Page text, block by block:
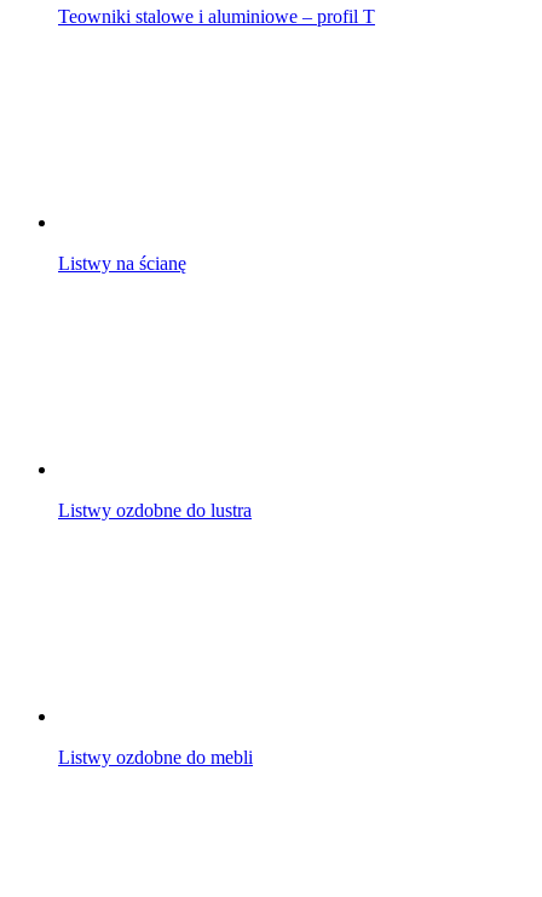
Teowniki stalowe i aluminiowe – profil T
Listwy na ścianę
Listwy ozdobne do lustra
Listwy ozdobne do mebli